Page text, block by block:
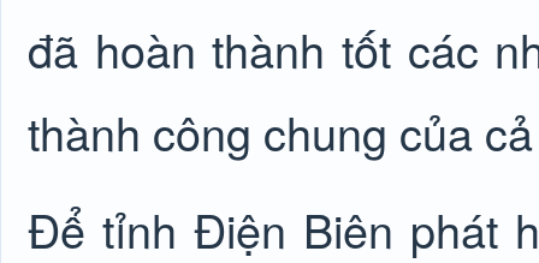
đã hoàn thành tốt các
thành công chung của
Để tỉnh Điện Biên phát